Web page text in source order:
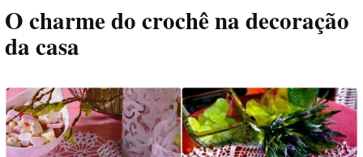
O charme do crochê na decoração
da casa